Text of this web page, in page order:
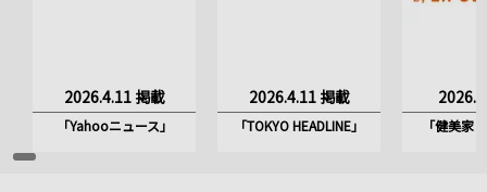
2026.4.11 掲載
「Yahooニュース」
2026.4.11 掲載
「TOKYO HEADLINE」 「健美家